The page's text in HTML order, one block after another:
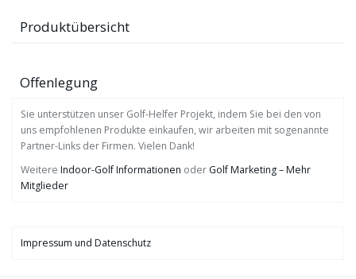
Produktübersicht
Offenlegung
Sie unterstützen unser Golf-Helfer Projekt, indem Sie bei den von
uns empfohlenen Produkte einkaufen, wir arbeiten mit sogenannte
Partner-Links der Firmen. Vielen Dank!
Weitere Indoor-Golf Informationen oder Golf Marketing – Mehr
Mitglieder
Impressum und Datenschutz